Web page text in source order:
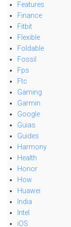
Features
Finance
Fitbit
Flexible
Foldable
Fossil
Fps
Ftc
Gaming
Garmin
Google
Guias
Guides
Harmony
Health
Honor
How
Huawei
India
Intel
iOS